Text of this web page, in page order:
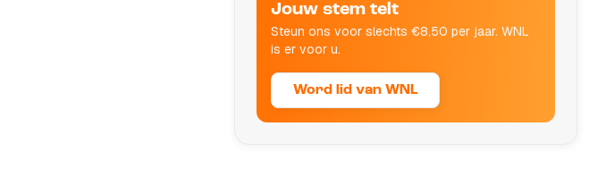
Jouw stem telt
Steun ons voor slechts €8,50 per jaar. WNL
is er voor u.
Word lid van WNL